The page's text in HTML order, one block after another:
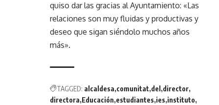
quiso dar las gracias al Ayuntamiento: «Las
relaciones son muy fluidas y productivas y
deseo que sigan siéndolo muchos años
más».
TAGGED: alcaldesa comunitat del director
directora Educación estudiantes ies instituto